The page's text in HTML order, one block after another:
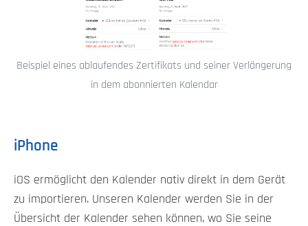
Beispiel eines ablaufendes Zertifikats und seiner Verlängerung
in dem abonnierten Kalendar
iPhone
iOS ermöglicht den Kalender nativ direkt in dem Gerät
zu importieren. Unseren Kalender werden Sie in der
Übersicht der Kalender sehen können, wo Sie seine